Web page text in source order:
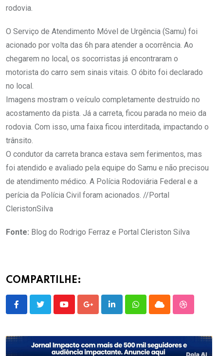
rodovia.
O Serviço de Atendimento Móvel de Urgência (Samu) foi
acionado por volta das 6h para atender a ocorrência. Ao
chegarem no local, os socorristas já encontraram o
motorista do carro sem sinais vitais. O óbito foi declarado
no local.
Imagens mostram o veículo completamente destruído no
acostamento da pista. Já a carreta, ficou parada no meio da
rodovia. Com isso, uma faixa ficou interditada, impactando o
trânsito.
O condutor da carreta branca estava sem ferimentos, mas
foi atendido e avaliado pela equipe do Samu e não precisou
de atendimento médico. A Polícia Rodoviária Federal e a
perícia da Polícia Civil foram acionados. //Portal
CleristonSilva
Fonte: Blog do Rodrigo Ferraz e Portal Cleriston Silva
COMPARTILHE:
YoutubeGoogle+LinkedInWhatsappCloud